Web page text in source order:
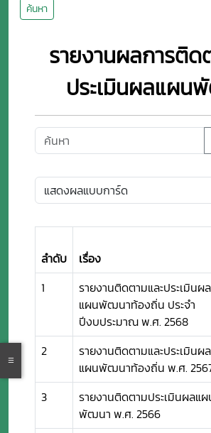
ค้นหา
รายงานผลการติด
ประเมินผลแผน
ลำดับ เรื่อง
1
รายงานติดตามและประเมินผล
แผนพัฒนาท้องถิ่น ประจำ
ปีงบประมาณ พ.ศ. 2568
2
รายงานติดตามและประเมินผล
แผนพัฒนาท้องถิ่น พ.ศ.
3
รายงานติดตามประเมินผลแ
พัฒนา พ.ศ. 2566